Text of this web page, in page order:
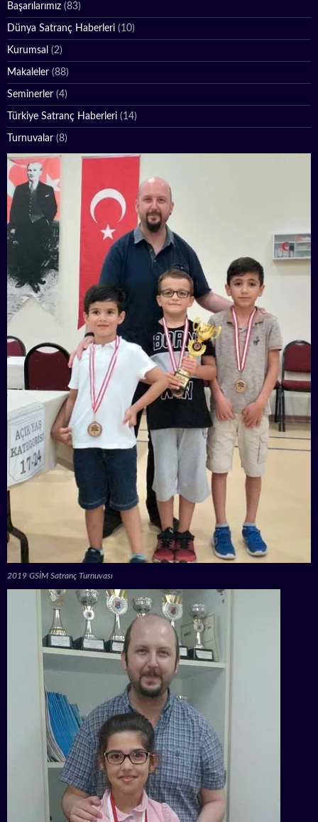
Başarılarımız (83)
Dünya Satranç Haberleri (10)
Kurumsal (2)
Makaleler (88)
Seminerler (4)
Türkiye Satranç Haberleri (14)
Turnuvalar (8)
2019 GSİM Satranç Turnuvası